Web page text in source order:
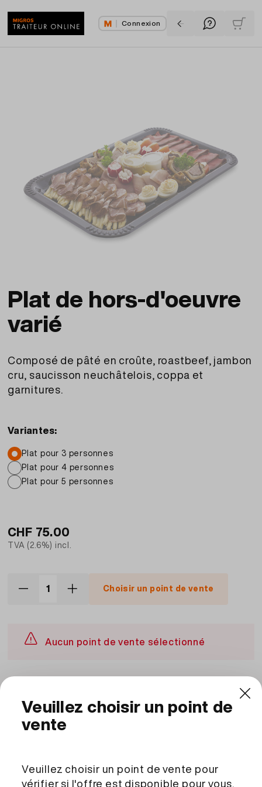
Connexion
Plat de hors-d'oeuvre
varié
Composé de pâté en croûte, roastbeef, jambon
cru, saucisson neuchâtelois, coppa et
garnitures.
Variantes:
Plat pour 3 personnes
Plat pour 4 personnes
Plat pour 5 personnes
CHF 75.00
TVA (2.6%) incl.
Choisir un point de vente
Aucun point de vente sélectionné
Description et ingrédients
Ingrédients